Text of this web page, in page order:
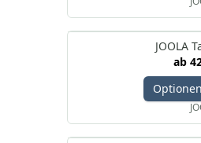
JOOLA
ab